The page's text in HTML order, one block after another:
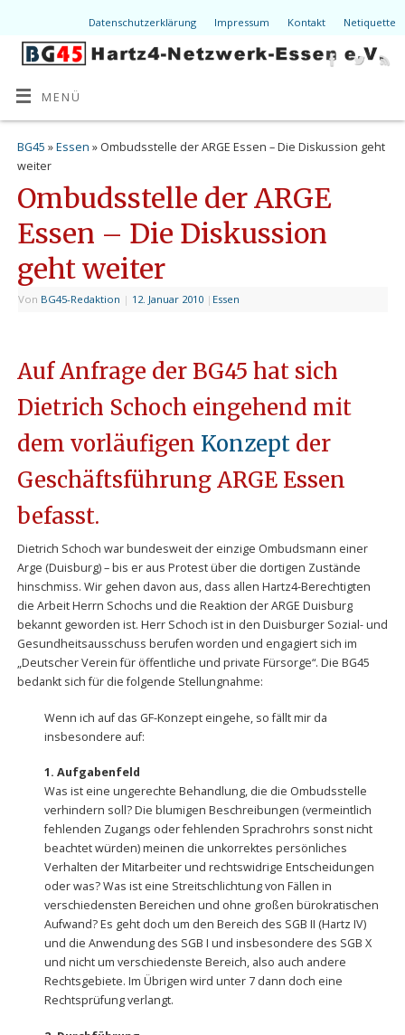
Datenschutzerklärung Impressum Kontakt Netiquette
MENÜ
BG45 »Essen » Ombudsstelle der ARGE Essen – Die Diskussion geht
weiter
Ombudsstelle der ARGE
Essen – Die Diskussion
geht weiter
Von BG45-Redaktion | 12. Januar 2010 | Essen
Auf Anfrage der BG45 hat sich
Dietrich Schoch eingehend mit
dem vorläufigen Konzeptder
Geschäftsführung ARGE Essen
befasst.
Dietrich Schoch war bundesweit der einzige Ombudsmann einer
Arge (Duisburg) – bis er aus Protest über die dortigen Zustände
hinschmiss. Wir gehen davon aus, dass allen Hartz4-Berechtigten
die Arbeit Herrn Schochs und die Reaktion der ARGE Duisburg
bekannt geworden ist. Herr Schoch ist in den Duisburger Sozial- und
Gesundheitsausschuss berufen worden und engagiert sich im
„Deutscher Verein für öffentliche und private Fürsorge“. Die BG45
bedankt sich für die folgende Stellungnahme:
Wenn ich auf das GF-Konzept eingehe, so fällt mir da
insbesondere auf:
1. Aufgabenfeld
Was ist eine ungerechte Behandlung, die die Ombudsstelle
verhindern soll? Die blumigen Beschreibungen (vermeintlich
fehlenden Zugangs oder fehlenden Sprachrohrs sonst nicht
beachtet würden) meinen die unkorrektes persönliches
Verhalten der Mitarbeiter und rechtswidrige Entscheidungen
oder was? Was ist eine Streitschlichtung von Fällen in
verschiedensten Bereichen und ohne großen bürokratischen
Aufwand? Es geht doch um den Bereich des SGB II (Hartz IV)
und die Anwendung des SGB I und insbesondere des SGB X
und nicht um verschiedenste Bereich, also auch andere
Rechtsgebiete. Im Übrigen wird unter 7 dann doch eine
Rechtsprüfung verlangt.